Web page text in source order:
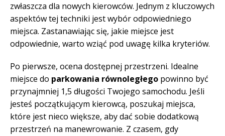
zwłaszcza dla nowych kierowców. Jednym z kluczowych
aspektów tej techniki jest wybór odpowiedniego
miejsca. Zastanawiając się, jakie miejsce jest
odpowiednie, warto wziąć pod uwagę kilka kryteriów.
Po pierwsze, ocena dostępnej przestrzeni. Idealne
miejsce do parkowania równoległego powinno być
przynajmniej 1,5 długości Twojego samochodu. Jeśli
jesteś początkującym kierowcą, poszukaj miejsca,
które jest nieco większe, aby dać sobie dodatkową
przestrzeń na manewrowanie. Z czasem, gdy